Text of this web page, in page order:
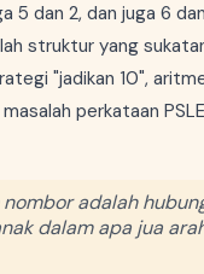
dan 2, dan juga 6 dan
struktur yang
"jadikan 10",
perkataan
adalah
dalam apa jua